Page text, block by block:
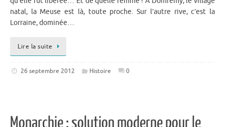
natal, la Meuse est là, toute proche. Sur l’autre rive, c’est la
Lorraine, dominée…
Lire la suite
26 septembre 2012 Histoire 0
Monarchie : solution moderne pour le